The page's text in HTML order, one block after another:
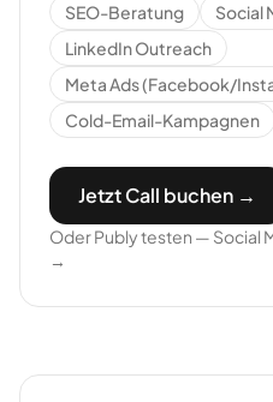
SEO-Beratung
Social
LinkedIn Outreach
Meta Ads (Facebook/
Cold-Email-Kampagnen
Jetzt Call buchen →
Oder Publy testen — Social
→